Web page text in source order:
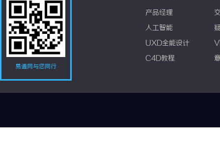
易通网与您同行
产品经理
人工智能
UXD全能设计
C4D教程